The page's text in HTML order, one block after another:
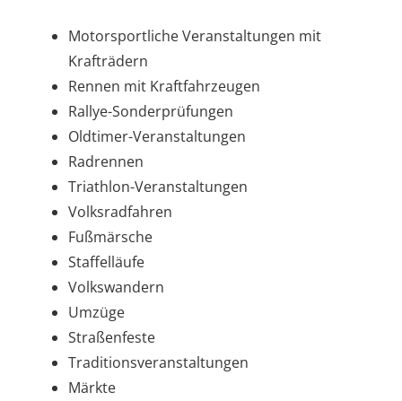
Motorsportliche Veranstaltungen mit
Krafträdern
Rennen mit Kraftfahrzeugen
Rallye-Sonderprüfungen
Oldtimer-Veranstaltungen
Radrennen
Triathlon-Veranstaltungen
Volksradfahren
Fußmärsche
Staffelläufe
Volkswandern
Umzüge
Straßenfeste
Traditionsveranstaltungen
Märkte